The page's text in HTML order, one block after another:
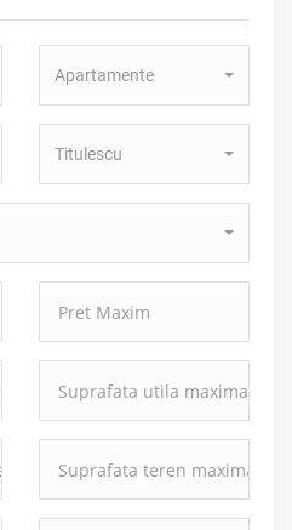
Proprietate:
Apartamente
Titulescu
Maxim:
utila
maxima:
teren
maxima: